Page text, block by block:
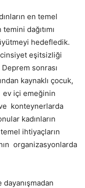
en temel
dağıtımı
hedefledik.
eşitsizliği
sonrası
kaynaklı çocuk,
ev içi emeğinin
konteynerlarda
kadınların
ihtiyaçların
organizasyonlarda